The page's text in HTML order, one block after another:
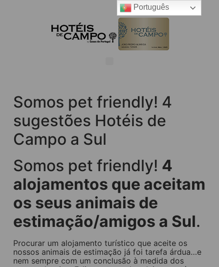
Somos pet friendly! 4
sugestões Hotéis de
Campo a Sul
Somos pet friendly! 4
alojamentos que aceitam
os seus animais de
estimação/amigos a Sul.
Procurar um alojamento turístico que aceite os
nossos animais de estimação já foi tarefa árdua…e
nem sempre com um conclusão à medida dos
Português